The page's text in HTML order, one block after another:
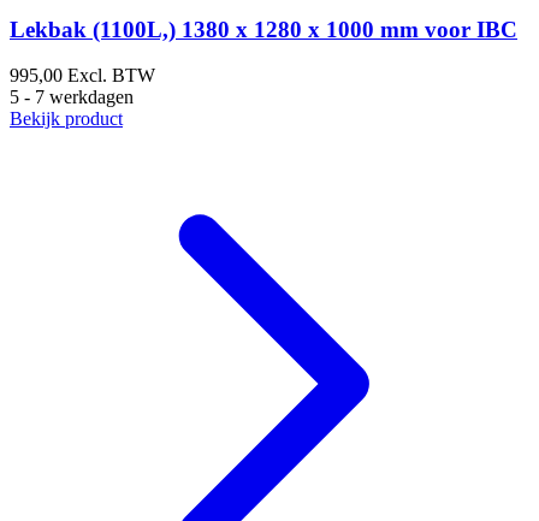
Lekbak (1100L,) 1380 x 1280 x 1000 mm voor IBC
995,00 Excl. BTW
5 - 7 werkdagen
Bekijk product